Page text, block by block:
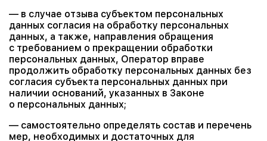
— в случае отзыва субъектом персональных
данных согласия на обработку персональных
данных, а также, направления обращения
с требованием о прекращении обработки
персональных данных, Оператор вправе
продолжить обработку персональных данных без
согласия субъекта персональных данных при
наличии оснований, указанных в Законе
о персональных данных;
— самостоятельно определять состав и перечень
мер, необходимых и достаточных для